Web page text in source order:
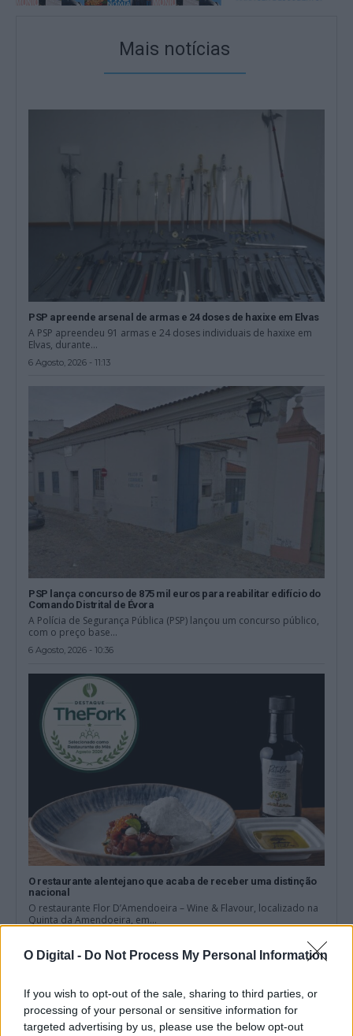
O Digital - Do Not Process My Personal Information
If you wish to opt-out of the sale, sharing to third parties, or
processing of your personal or sensitive information for
targeted advertising by us, please use the below opt-out
Mais notícias
PSP apreende arsenal de armas e 24 doses de haxixe em Elvas
A PSP apreendeu 91 armas e 24 doses individuais de haxixe em
Elvas, durante...
6 Agosto, 2026 - 11:13
PSP lança concurso de 875 mil euros para reabilitar edifício do
Comando Distrital de Évora
A Polícia de Segurança Pública (PSP) lançou um concurso público,
com o preço base...
6 Agosto, 2026 - 10:36
O restaurante alentejano que acaba de receber uma distinção
nacional
O restaurante Flor D’Amendoeira – Wine & Flavour, localizado na
Quinta da Amendoeira, em...